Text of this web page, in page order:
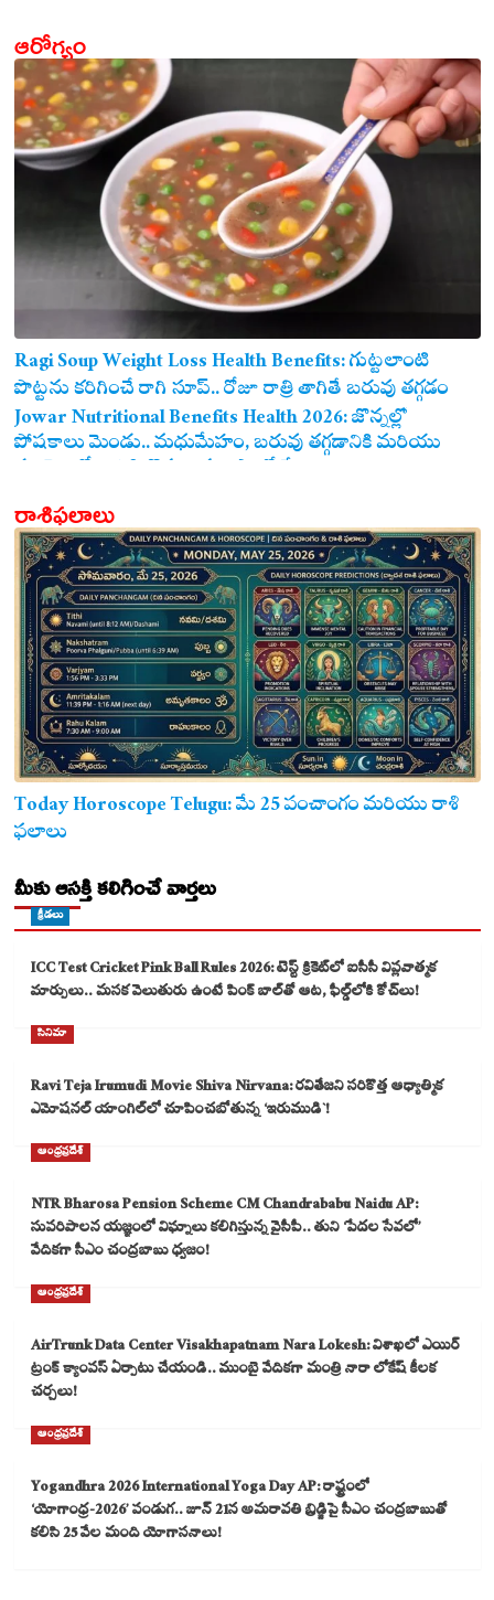
ఆరోగ్యం
Ragi Soup Weight Loss Health Benefits: గుట్టలాంటి
పొట్టను కరిగించే రాగి సూప్.. రోజూ రాత్రి తాగితే బరువు తగ్గడం
ఖాయం!
Jowar Nutritional Benefits Health 2026: జొన్నల్లో
పోషకాలు మెండు.. మధుమేహం, బరువు తగ్గడానికి మరియు
గుండె ఆరోగ్యానికి జొన్న అన్నం ఎంతో మేలు!
రాశిఫలాలు
Today Horoscope Telugu: మే 25 పంచాంగం మరియు రాశి
ఫలాలు
మీకు ఆసక్తి కలిగించే వార్తలు
క్రీడలు
ICC Test Cricket Pink Ball Rules 2026: టెస్ట్ క్రికెట్‌లో ఐసీసీ విప్లవాత్మక
మార్పులు.. మసక వెలుతురు ఉంటే పింక్ బాల్‌తో ఆట, ఫీల్డ్‌లోకి కోచ్‌లు!
సినిమా
Ravi Teja Irumudi Movie Shiva Nirvana: రవితేజని సరికొత్త ఆధ్యాత్మిక
ఎమోషనల్ యాంగిల్‌లో చూపించబోతున్న ‘ఇరుముడి`!
ఆంధ్రప్రదేశ్
NTR Bharosa Pension Scheme CM Chandrababu Naidu AP:
సుపరిపాలన యజ్ఞంలో విఘ్నాలు కలిగిస్తున్న వైసీపీ.. తుని ‘పేదల సేవలో’
వేదికగా సీఎం చంద్రబాబు ధ్వజం!
ఆంధ్రప్రదేశ్
AirTrunk Data Center Visakhapatnam Nara Lokesh: విశాఖలో ఎయిర్
ట్రంక్ క్యాంపస్ ఏర్పాటు చేయండి.. ముంబై వేదికగా మంత్రి నారా లోకేష్ కీలక
చర్చలు!
ఆంధ్రప్రదేశ్
Yogandhra 2026 International Yoga Day AP: రాష్ట్రంలో
‘యోగాంధ్ర-2026’ పండుగ.. జూన్ 21న అమరావతి బ్రిడ్జిపై సీఎం చంద్రబాబుతో
కలిసి 25 వేల మంది యోగాసనాలు!